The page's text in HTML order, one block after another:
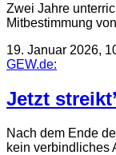
Zwei Jahre
Mitbestimmung
19. Januar 2026,
GEW.de:
Jetzt
Nach dem Ende
kein verbindliches